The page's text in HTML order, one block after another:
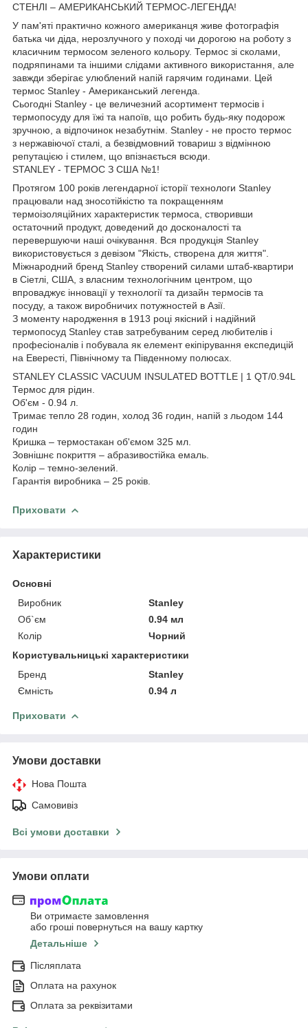
СТЕНЛІ – АМЕРИКАНСЬКИЙ ТЕРМОС-ЛЕГЕНДА!
У пам'яті практично кожного американця живе фотографія
батька чи діда, нерозлучного у поході чи дорогою на роботу з
класичним термосом зеленого кольору. Термос зі сколами,
подряпинами та іншими слідами активного використання, але
завжди зберігає улюблений напій гарячим годинами. Цей
термос Stanley - Американський легенда.
Сьогодні Stanley - це величезний асортимент термосів і
термопосуду для їжі та напоїв, що робить будь-яку подорож
зручною, а відпочинок незабутнім. Stanley - не просто термос
з нержавіючої сталі, а безвідмовний товариш з відмінною
репутацією і стилем, що впізнається всюди.
STANLEY - ТЕРМОС З США №1!
Протягом 100 років легендарної історії технологи Stanley
працювали над зносотійкістю та покращенням
термоізоляційних характеристик термоса, створивши
остаточний продукт, доведений до досконалості та
перевершуючи наші очікування. Вся продукція Stanley
використовується з девізом "Якість, створена для життя".
Міжнародний бренд Stanley створений силами штаб-квартири
в Сіетлі, США, з власним технологічним центром, що
впроваджує інновації у технології та дизайн термосів та
посуду, а також виробничих потужностей в Азії.
З моменту народження в 1913 році якісний і надійний
термопосуд Stanley став затребуваним серед любителів і
професіоналів і побувала як елемент екіпірування експедицій
на Евересті, Північному та Південному полюсах.
STANLEY CLASSIC VACUUM INSULATED BOTTLE | 1 QT/0.94L
Термос для рідин.
Об'єм - 0.94 л.
Тримає тепло 28 годин, холод 36 годин, напій з льодом 144
годин
Кришка – термостакан об'ємом 325 мл.
Зовнішнє покриття – абразивостійка емаль.
Колір – темно-зелений.
Гарантія виробника – 25 років.
Приховати
Характеристики
Основні
Виробник
Stanley
Об`єм
0.94 мл
Колір
Чорний
Користувальницькі характеристики
Бренд
Stanley
Ємність
0.94 л
Приховати
Умови доставки
Нова Пошта
Самовивіз
Всі умови доставки
Умови оплати
Ви отримаєте замовлення
або гроші повернуться на вашу картку
Детальніше
Післяплата
Оплата на рахунок
Оплата за реквізитами